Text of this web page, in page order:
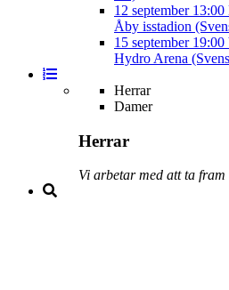
12 september 13:00
Åby isstadion
15 september 19:00
Hydro Arena
Herrar
Damer
Herrar
Vi arbetar med att ta fram